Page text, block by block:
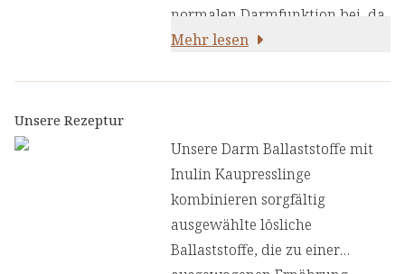
normalen Darmfunktion bei, da
Ballaststoffe die Darmbewegung
Quellen ernährt die natürliche
Darmflora. Ballaststoffe tragen
zu einer normalen
Darmfunktion bei, indem sie die
Darmbewegung erhöhen:
Mehr lesen
Unsere Rezeptur
Unsere Darm Ballaststoffe mit
Inulin Kaupresslinge
kombinieren sorgfältig
ausgewählte lösliche
Ballaststoffe, die zu einer